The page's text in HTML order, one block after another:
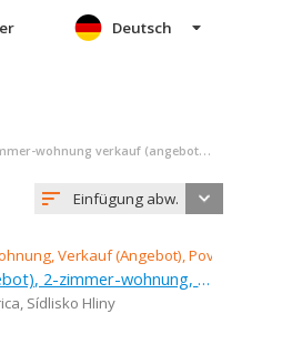
Deutsch
wohnung verkauf (angebot) Považská Bystrica
Einfügung abw.
Verkauf (Angebot), 2-zimmer-wohnung, 38 m
, Sídlisko Hliny